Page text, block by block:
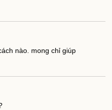
nào. mong chỉ giúp